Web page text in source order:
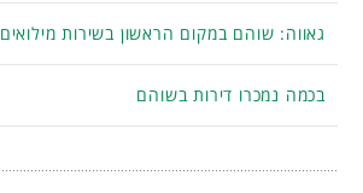
גאווה: שוהם במקום הראשון בשירות מילואים
בכמה נמכרו דירות בשוהם